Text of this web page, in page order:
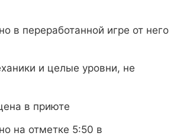
в переработанной игре от него
и целые уровни, не
в приюте
на отметке 5:50 в